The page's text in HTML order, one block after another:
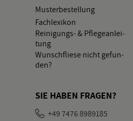
Mus­ter­be­stel­lung
Fach­le­xi­kon
Rei­ni­gungs- & Pfle­ge­an­lei­
tung
Wunsch­flie­se nicht ge­fun­
den?
SIE HABEN FRA­GEN?
+49 7476 8989185